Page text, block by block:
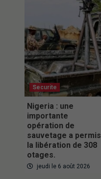
Securite
Nigeria : une
importante
opération de
sauvetage a permis
la libération de 308
otages.
jeudi le 6 août 2026